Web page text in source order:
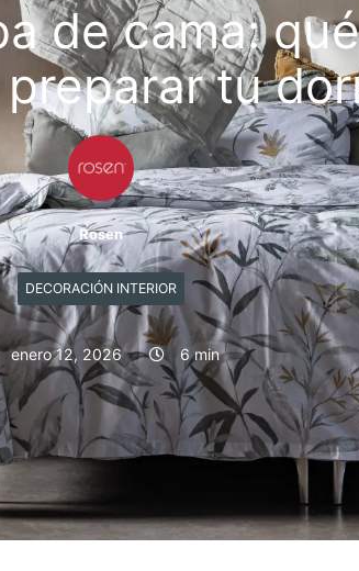
de cama:
tu
Rosen
DECORACIÓN INTERIOR
enero 12, 2026 6 min